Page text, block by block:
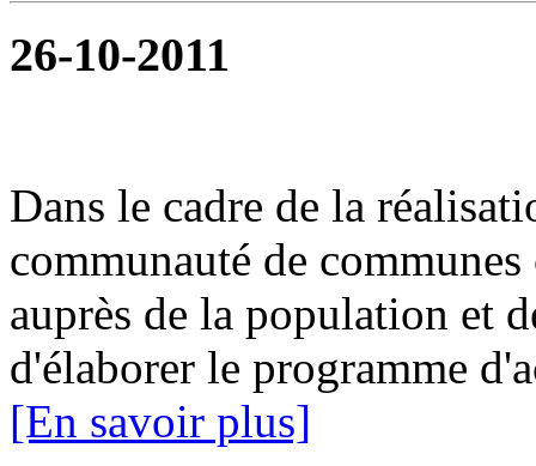
26-10-2011
Dans le cadre de la
communauté de
auprès de la population et
d'élaborer le programme
[En savoir plus]